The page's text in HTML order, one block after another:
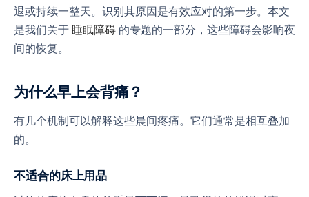
退或持续一整天。识别其原因是有效应对的第一步。本文
是我们关于睡眠障碍 的专题的一部分，这些障碍会影响夜
间的恢复。
为什么早上会背痛？
有几个机制可以解释这些晨间疼痛。它们通常是相互叠加
的。
不适合的床上用品